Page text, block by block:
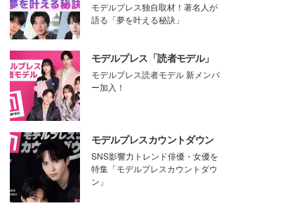
モデルプレス独自取材！著名人が
語る「夢を叶える秘訣」
モデルプレス「読者モデル」
モデルプレス読者モデル 新メンバ
ー加入！
モデルプレスカウントダウン
SNS影響力トレンド俳優・女優を
特集「モデルプレスカウントダウ
ン」